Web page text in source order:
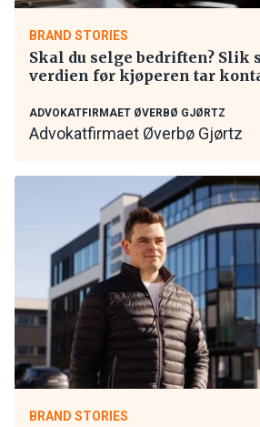
BRAND STORIES
Skal du selge bedriften? Slik
verdien før kjøperen tar
ADVOKATFIRMAET ØVERBØ GJØRTZ
Advokatfirmaet Øverbø Gjørtz
BRAND STORIES